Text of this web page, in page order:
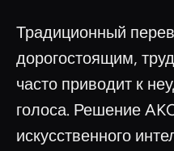
Традиционный
дорогостоящим,
часто приводит к
голоса. Решение
искусственного